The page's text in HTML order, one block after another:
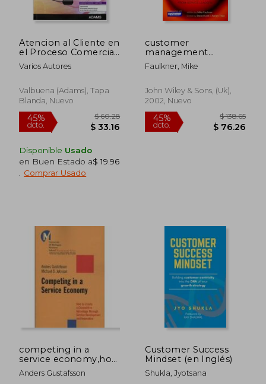
40% 40%
40%
dcto.
Atencion al Cliente en
el Proceso Comercial.
Unidad Formativa
0349
Varios Autores
Valbuena (adams), Tapa
Blanda, Nuevo
Disponible Usado
en Buen Estado a$ 19.96
Comprar Usado
customer
management
excellence (en Inglés)
Faulkner, Mike
John Wiley & Sons, (uk),
2002, Nuevo
competing in a
service economy,how
to create a
competitive
Anders Gustafsson
Customer Success
Mindset (en Inglés)
Shukla, Jyotsana